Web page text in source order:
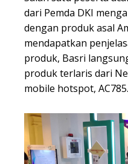
dari Pemda DKI
dengan produk asal
mendapatkan
produk, Basri
produk terlaris dari
mobile hotspot, AC785.